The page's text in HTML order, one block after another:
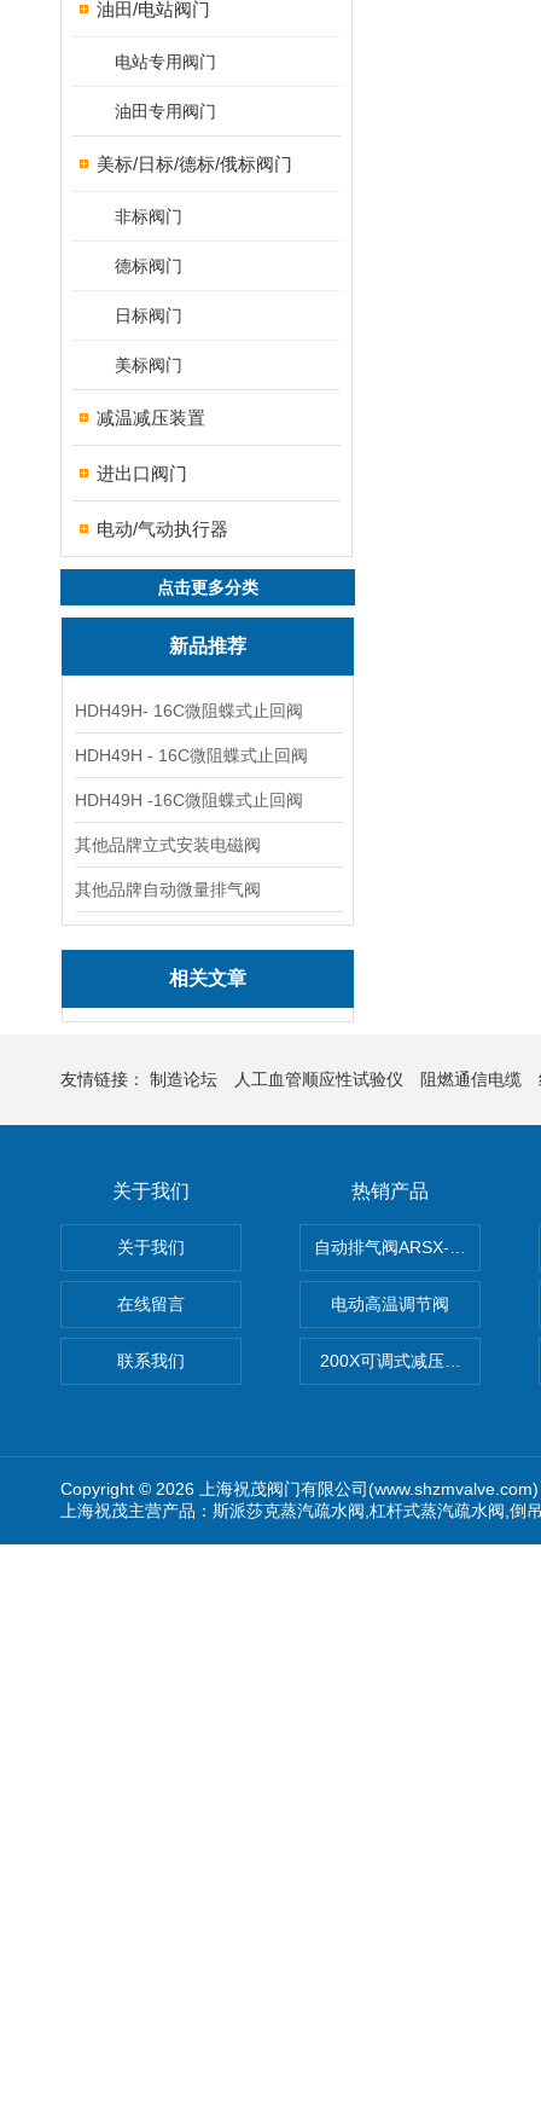
油田/电站阀门
电站专用阀门
油田专用阀门
美标/日标/德标/俄标阀门
非标阀门
德标阀门
日标阀门
美标阀门
减温减压装置
进出口阀门
电动/气动执行器
点击更多分类
新品推荐
HDH49H- 16C微阻蝶式止回阀
HDH49H - 16C微阻蝶式止回阀
HDH49H -16C微阻蝶式止回阀
其他品牌立式安装电磁阀
其他品牌自动微量排气阀
相关文章
友情链接： 制造论坛 人工血管顺应性试验仪 阻燃通信电缆
关于我们
关于我们
在线留言
联系我们
热销产品
自动排气阀ARSX-0015/
电动高温调节阀
200X可调式减压阀（减压稳
Copyright © 2026 上海祝茂阀门有限公司
上海祝茂主营产品：斯派莎克蒸汽疏水阀,杠杆式蒸汽疏水阀,倒